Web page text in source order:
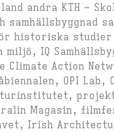
andra KTH –
historiska
IQ
Climate Action
OPI Lab,
Magasin,
Irish